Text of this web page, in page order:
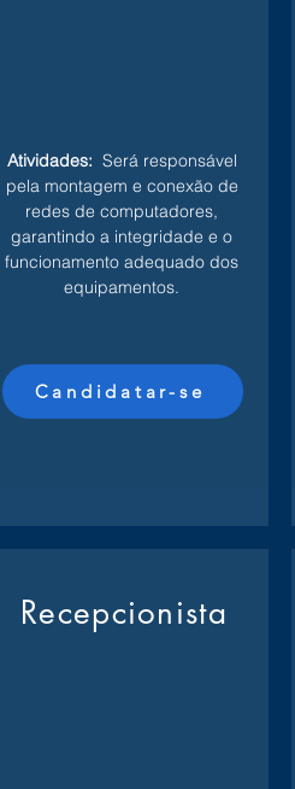
Atividades: Será responsável
pela montagem e conexão de
redes de computadores,
garantindo a integridade e o
funcionamento adequado dos
equipamentos.
Candidatar-se
Recepcionista